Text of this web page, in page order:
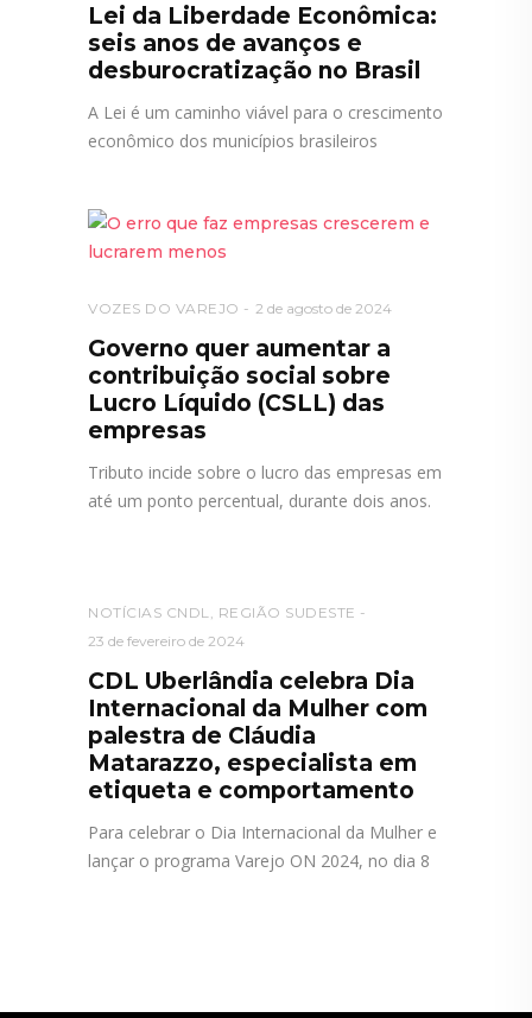
Lei da Liberdade Econômica:
seis anos de avanços e
desburocratização no Brasil
A Lei é um caminho viável para o crescimento
econômico dos municípios brasileiros
VOZES DO VAREJO 2 de agosto de 2024
Governo quer aumentar a
contribuição social sobre
Lucro Líquido (CSLL) das
empresas
Tributo incide sobre o lucro das empresas em
até um ponto percentual, durante dois anos.
NOTÍCIAS CNDL
REGIÃO SUDESTE
23 de fevereiro de 2024
CDL Uberlândia celebra Dia
Internacional da Mulher com
palestra de Cláudia
Matarazzo, especialista em
etiqueta e comportamento
Para celebrar o Dia Internacional da Mulher e
lançar o programa Varejo ON 2024, no dia 8